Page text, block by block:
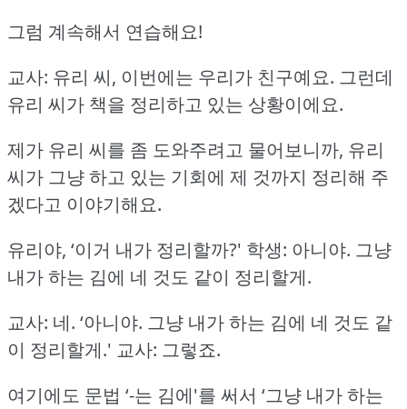
그럼 계속해서 연습해요!
교사: 유리 씨, 이번에는 우리가 친구예요. 그런데
유리 씨가 책을 정리하고 있는 상황이에요.
제가 유리 씨를 좀 도와주려고 물어보니까, 유리
씨가 그냥 하고 있는 기회에 제 것까지 정리해 주
겠다고 이야기해요.
유리야, ‘이거 내가 정리할까?' 학생: 아니야. 그냥
내가 하는 김에 네 것도 같이 정리할게.
교사: 네. ‘아니야. 그냥 내가 하는 김에 네 것도 같
이 정리할게.' 교사: 그렇죠.
여기에도 문법 ‘-는 김에'를 써서 ‘그냥 내가 하는